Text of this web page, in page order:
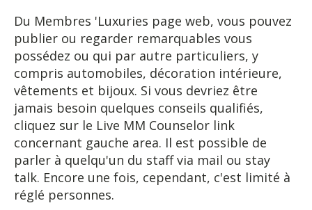
Du Membres 'Luxuries page web, vous pouvez
publier ou regarder remarquables vous
possédez ou qui par autre particuliers, y
compris automobiles, décoration intérieure,
vêtements et bijoux. Si vous devriez être
jamais besoin quelques conseils qualifiés,
cliquez sur le Live MM Counselor link
concernant gauche area. Il est possible de
parler à quelqu'un du staff via mail ou stay
talk. Encore une fois, cependant, c'est limité à
réglé personnes.